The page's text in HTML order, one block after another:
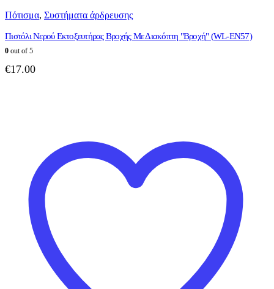
Πότισμα, Συστήματα άρδρευσης
Πιστόλι Νερού Εκτοξευτήρας Βροχής Με Διακόπτη "Βροχή" (WL-EN57)
0 out of 5
€17.00